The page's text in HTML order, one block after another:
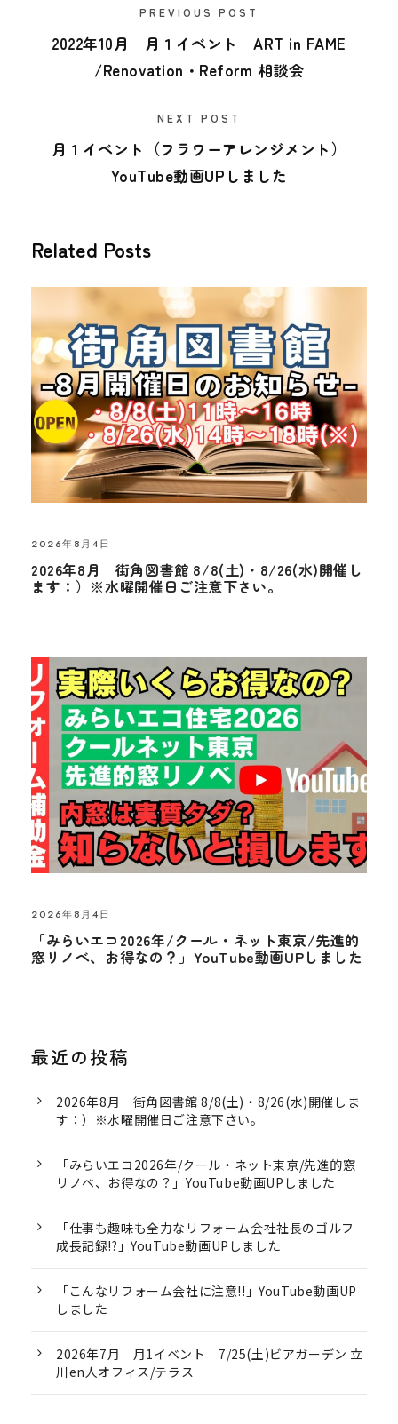
PREVIOUS POST
2022年10月 月１イベント ART in FAME
/Renovation・Reform 相談会
NEXT POST
月１イベント（フラワーアレンジメント）
YouTube動画UPしました
Related Posts
2026年8月4日
2026年8月 街角図書館 8/8(土)・8/26(水)開催し
ます：）※水曜開催日ご注意下さい。
2026年8月4日
「みらいエコ2026年/クール・ネット東京/先進的
窓リノベ、お得なの？」YouTube動画UPしました
最近の投稿
2026年8月 街角図書館 8/8(土)・8/26(水)開催しま
す：）※水曜開催日ご注意下さい。
「みらいエコ2026年/クール・ネット東京/先進的窓
リノベ、お得なの？」YouTube動画UPしました
「仕事も趣味も全力なリフォーム会社社長のゴルフ
成長記録!?」YouTube動画UPしました
「こんなリフォーム会社に注意!!」YouTube動画UP
しました
2026年7月 月1イベント 7/25(土)ビアガーデン 立
川en人オフィス/テラス